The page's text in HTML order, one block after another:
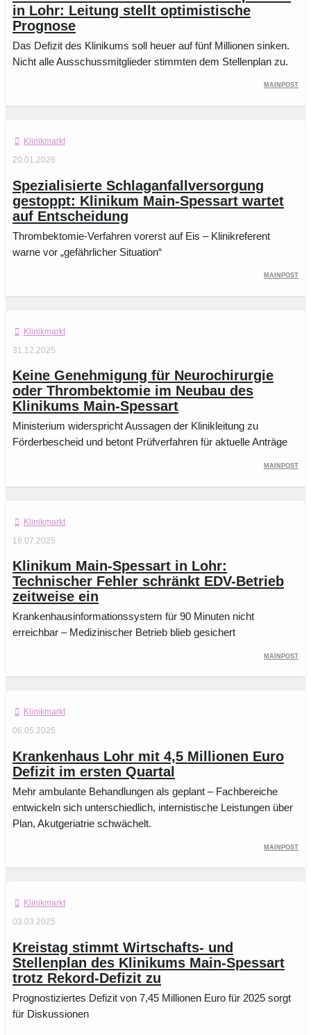
in Lohr: Leitung stellt optimistische
Prognose
Das Defizit des Klinikums soll heuer auf fünf Millionen sinken.
Nicht alle Ausschussmitglieder stimmten dem Stellenplan zu.
Mainpost
Klinikmarkt
20.01.2026
Spezialisierte Schlaganfallversorgung
gestoppt: Klinikum Main-Spessart wartet
auf Entscheidung
Thrombektomie-Verfahren vorerst auf Eis – Klinikreferent
warne vor „gefährlicher Situation“
Mainpost
Klinikmarkt
31.12.2025
Keine Genehmigung für Neurochirurgie
oder Thrombektomie im Neubau des
Klinikums Main-Spessart
Ministerium widerspricht Aussagen der Klinikleitung zu
Förderbescheid und betont Prüfverfahren für aktuelle Anträge
Mainpost
Klinikmarkt
18.07.2025
Klinikum Main-Spessart in Lohr:
Technischer Fehler schränkt EDV-Betrieb
zeitweise ein
Krankenhausinformationssystem für 90 Minuten nicht
erreichbar – Medizinischer Betrieb blieb gesichert
Mainpost
Klinikmarkt
06.05.2025
Krankenhaus Lohr mit 4,5 Millionen Euro
Defizit im ersten Quartal
Mehr ambulante Behandlungen als geplant – Fachbereiche
entwickeln sich unterschiedlich, internistische Leistungen über
Plan, Akutgeriatrie schwächelt.
Mainpost
Klinikmarkt
03.03.2025
Kreistag stimmt Wirtschafts- und
Stellenplan des Klinikums Main-Spessart
trotz Rekord-Defizit zu
Prognostiziertes Defizit von 7,45 Millionen Euro für 2025 sorgt
für Diskussionen